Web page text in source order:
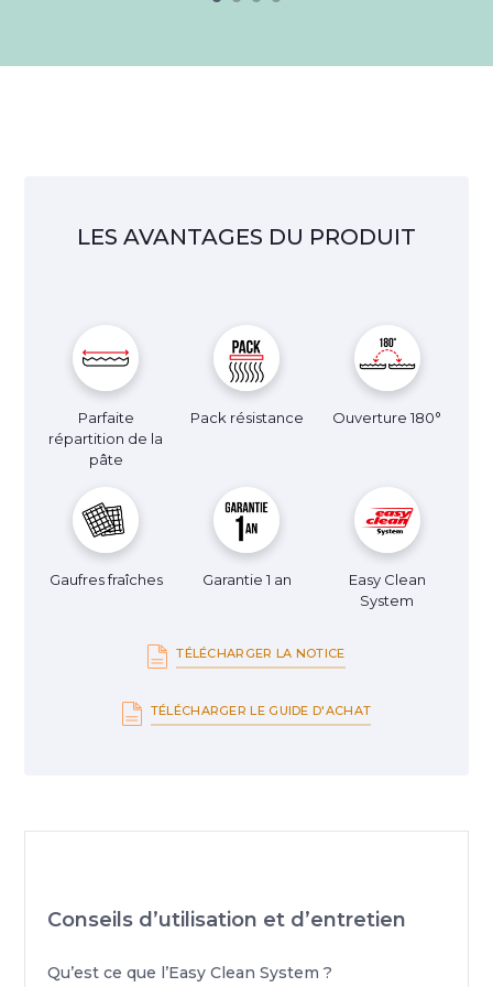
LES AVANTAGES DU PRODUIT
Parfaite
répartition de la
pâte
Pack résistance Ouverture 180°
Gaufres fraîches Garantie 1 an
Easy Clean
System
TÉLÉCHARGER LA NOTICE
TÉLÉCHARGER LE GUIDE D'ACHAT
Conseils d’utilisation et d’entretien
Qu’est ce que l’Easy Clean System ?